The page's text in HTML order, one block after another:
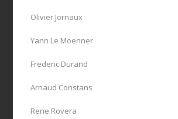
Olivier Jornaux
Yann Le Moenner
Frederic Durand
Arnaud Constans
Rene Rovera